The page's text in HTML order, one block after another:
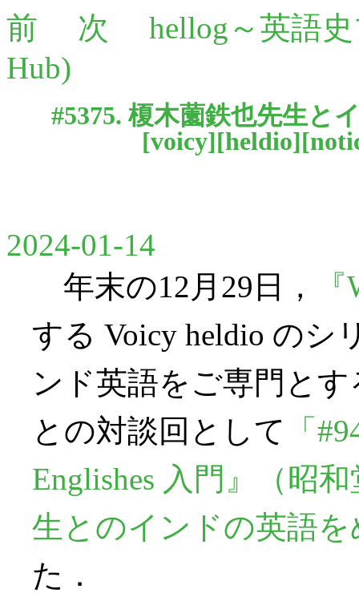
前 次
hellog～英語
Hub)
#5375. 榎木薗鉄也先生と
[voicy][heldio][
2024-01-14
年末の12月29日，
する Voicy heldio のシ
ンド英語をご専門と
との対談回として
「
Englishes 入門』（昭
生とのインドの英語
た．